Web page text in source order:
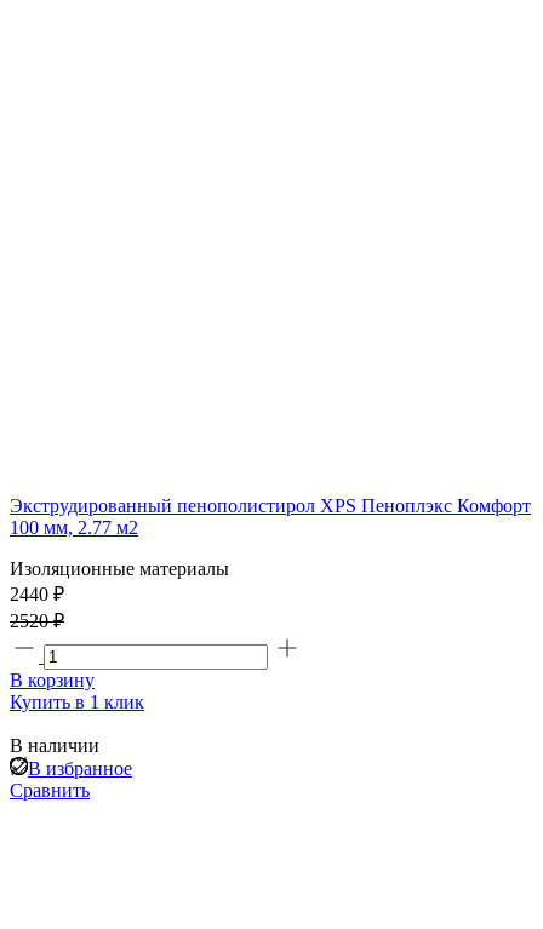
Экструдированный пенополистирол XPS Пеноплэкс Комфорт
100 мм, 2.77 м2
Изоляционные материалы
2440 ₽
2520 ₽
В корзину
Купить в 1 клик
В наличии
В избранное
Сравнить